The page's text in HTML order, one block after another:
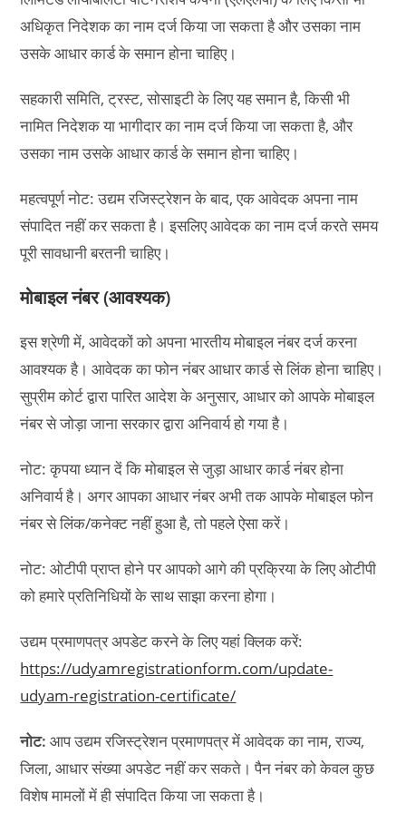
अधिकृत निदेशक का नाम दर्ज किया जा सकता है और उसका नाम
उसके आधार कार्ड के समान होना चाहिए।
सहकारी समिति, ट्रस्ट, सोसाइटी के लिए यह समान है, किसी भी
नामित निदेशक या भागीदार का नाम दर्ज किया जा सकता है, और
उसका नाम उसके आधार कार्ड के समान होना चाहिए।
महत्वपूर्ण नोट: उद्यम रजिस्ट्रेशन के बाद, एक आवेदक अपना नाम
संपादित नहीं कर सकता है। इसलिए आवेदक का नाम दर्ज करते समय
पूरी सावधानी बरतनी चाहिए।
मोबाइल नंबर (आवश्यक)
इस श्रेणी में, आवेदकों को अपना भारतीय मोबाइल नंबर दर्ज करना
आवश्यक है। आवेदक का फोन नंबर आधार कार्ड से लिंक होना चाहिए।
सुप्रीम कोर्ट द्वारा पारित आदेश के अनुसार, आधार को आपके मोबाइल
नंबर से जोड़ा जाना सरकार द्वारा अनिवार्य हो गया है।
नोट: कृपया ध्यान दें कि मोबाइल से जुड़ा आधार कार्ड नंबर होना
अनिवार्य है। अगर आपका आधार नंबर अभी तक आपके मोबाइल फोन
नंबर से लिंक/कनेक्ट नहीं हुआ है, तो पहले ऐसा करें।
नोट: ओटीपी प्राप्त होने पर आपको आगे की प्रक्रिया के लिए ओटीपी
को हमारे प्रतिनिधियों के साथ साझा करना होगा।
उद्यम प्रमाणपत्र अपडेट करने के लिए यहां क्लिक करें:
https://udyamregistrationform.com/update-
udyam-registration-certificate/
नोट:आप उद्यम रजिस्ट्रेशन प्रमाणपत्र में आवेदक का नाम, राज्य,
जिला, आधार संख्या अपडेट नहीं कर सकते। पैन नंबर को केवल कुछ
विशेष मामलों में ही संपादित किया जा सकता है।